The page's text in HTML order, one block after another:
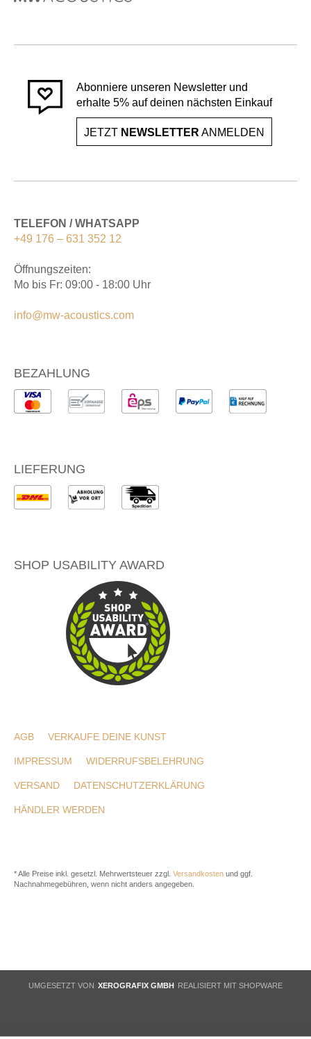
Abonniere unseren Newsletter und
erhalte 5% auf deinen nächsten Einkauf
JETZT NEWSLETTER ANMELDEN
TELEFON / WHATSAPP
+49 176 – 631 352 12
Öffnungszeiten:
Mo bis Fr: 09:00 - 18:00 Uhr
info@mw-acoustics.com
BEZAHLUNG
LIEFERUNG
SHOP USABILITY AWARD
AGB VERKAUFE DEINE KUNST
IMPRESSUM WIDERRUFSBELEHRUNG
VERSAND DATENSCHUTZERKLÄRUNG
HÄNDLER WERDEN
* Alle Preise inkl. gesetzl. Mehrwertsteuer zzgl. Versandkosten und ggf.
Nachnahmegebühren, wenn nicht anders angegeben.
UMGESETZT VON XEROGRAFIX GMBH REALISIERT MIT SHOPWARE